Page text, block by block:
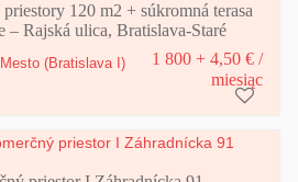
120 m2 + súkromná terasa
– Rajská ulica, Bratislava-Staré
(Bratislava I)
1 800 + 4,50 € /
miesiąc